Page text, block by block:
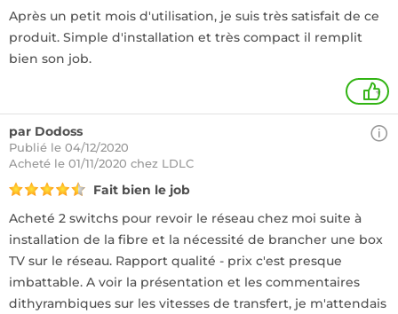
Après un petit mois d'utilisation, je suis très satisfait de ce
produit. Simple d'installation et très compact il remplit
bien son job.
+
par Dodoss
Publié le 04/12/2020
Acheté le 01/11/2020 chez LDLC
Fait bien le job
Acheté 2 switchs pour revoir le réseau chez moi suite à
installation de la fibre et la nécessité de brancher une box
TV sur le réseau. Rapport qualité - prix c'est presque
imbattable. A voir la présentation et les commentaires
dithyrambiques sur les vitesses de transfert, je m'attendais